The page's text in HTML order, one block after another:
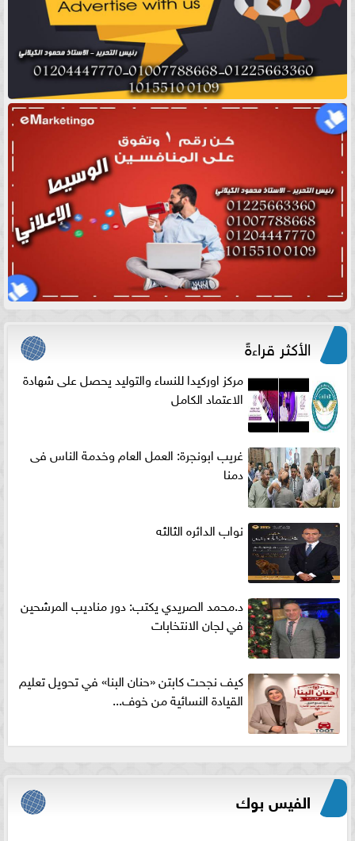
الأكثر قراءةً
مركز اوركيدا للنساء والتوليد يحصل على شهادة
الاعتماد الكامل
غريب ابونجرة: العمل العام وخدمة الناس فى
دمنا
نواب الدائره الثالثه
د.محمد الصريدي يكتب: دور مناديب المرشحين
في لجان الانتخابات
كيف نجحت كابتن «حنان البنا» في تحويل تعليم
القيادة النسائية من خوف...
الفيس بوك